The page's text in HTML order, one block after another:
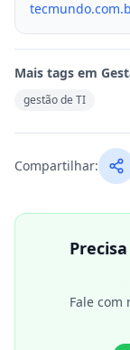
Mais tags em
gestão de TI
Compartilhar:
Fale com